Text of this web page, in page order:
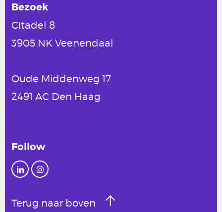
Bezoek
Citadel 8
3905 NK Veenendaal
Oude Middenweg 17
2491 AC Den Haag
Follow
Terug naar boven